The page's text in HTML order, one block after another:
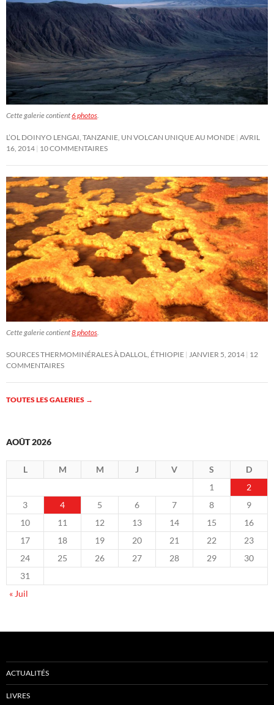
Cette galerie contient6 photos
L’OL DOINYO LENGAI, TANZANIE, UN VOLCAN UNIQUE AU MONDE AVRIL
16, 2014 10 COMMENTAIRES
Cette galerie contient8 photos
SOURCES THERMOMINÉRALES À DALLOL, ÉTHIOPIE JANVIER 5, 2014 12
COMMENTAIRES
TOUTES LES GALERIES →
AOÛT 2026
L M M J V S
D
1
2
3
4 5 6 7 8
9
10
11 12 13 14 15
16
17
18 19 20 21 22
23
24
25 26 27 28 29
30
31
« Juil
ACTUALITÉS
LIVRES